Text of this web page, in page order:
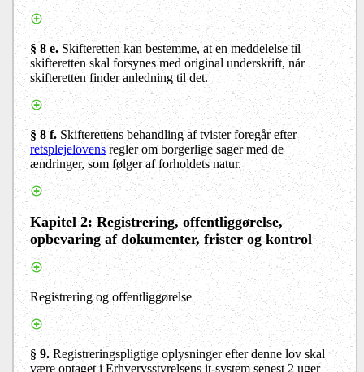
§ 8 e.Skifteretten kan bestemme, at en meddelelse til
skifteretten skal forsynes med original underskrift, når
skifteretten finder anledning til det.
§ 8 f. Skifterettens behandling af tvister foregår efter
retsplejelovensregler om borgerlige sager med de
ændringer, som følger af forholdets natur.
Kapitel 2:Registrering, offentliggørelse,
opbevaring af dokumenter, frister og kontrol
Registrering og offentliggørelse
§ 9.Registreringspligtige oplysninger efter denne lov skal
være optaget i Erhvervsstyrelsens it-system senest 2 uger